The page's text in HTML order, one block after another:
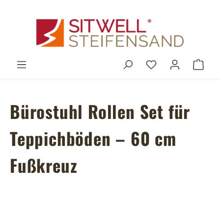
Du hast 0
Bürostuhl Rollen Set für
Teppichböden – 60 cm
Fußkreuz